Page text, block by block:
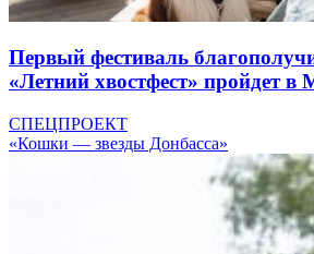
Первый фестиваль
«Летний хвостфест» пройдет в
СПЕЦПРОЕКТ
«Кошки — звезды Донбасса»